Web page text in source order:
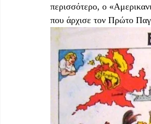
περισσότερο, ο
που άρχισε τον Πρώτο